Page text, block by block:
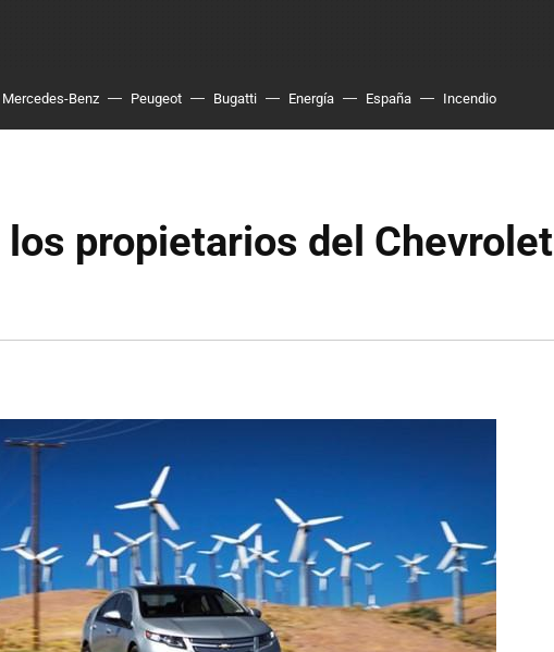
Mercedes-Benz Peugeot Bugatti Energía España Incendio
los propietarios del Chevrolet